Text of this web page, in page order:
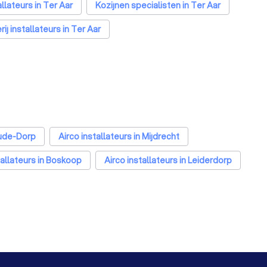
in Ter Aar
Kozijnen specialisten in Ter Aar
installateurs in Ter Aar
Dorp
Airco installateurs in Mijdrecht
in Boskoop
Airco installateurs in Leiderdorp
in Leiden
Airco installateurs in Dordrecht